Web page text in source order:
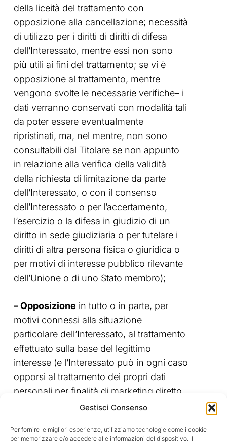
Gestisci Consenso
Per fornire le migliori esperienze, utilizziamo tecnologie come i cookie
per memorizzare e/o accedere alle informazioni del dispositivo. Il
della liceità del trattamento con
opposizione alla cancellazione; necessità
di utilizzo per i diritti di diritti di difesa
dell’Interessato, mentre essi non sono
più utili ai fini del trattamento; se vi è
opposizione al trattamento, mentre
vengono svolte le necessarie verifiche– i
dati verranno conservati con modalità tali
da poter essere eventualmente
ripristinati, ma, nel mentre, non sono
consultabili dal Titolare se non appunto
in relazione alla verifica della validità
della richiesta di limitazione da parte
dell’Interessato, o con il consenso
dell’Interessato o per l’accertamento,
l’esercizio o la difesa in giudizio di un
diritto in sede giudiziaria o per tutelare i
diritti di altra persona fisica o giuridica o
per motivi di interesse pubblico rilevante
dell’Unione o di uno Stato membro);
– Opposizione in tutto o in parte, per
motivi connessi alla situazione
particolare dell’Interessato, al trattamento
effettuato sulla base del legittimo
interesse (e l’Interessato può in ogni caso
opporsi al trattamento dei propri dati
personali per finalità di marketing diretto,
compresa la profilazione nella misura in